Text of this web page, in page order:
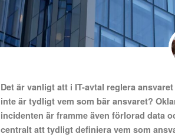
Det är vanligt att i IT-avtal reglera
inte är tydligt vem som bär ansvaret?
incidenten är framme även förlorad data
centralt att tydligt definiera vem som